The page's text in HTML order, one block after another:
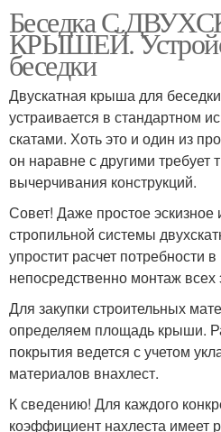
Беседка С
КРЫШЕЙ.
беседки
Двускатная крыша для
устраивается в стандартном
скатами. Хоть это и один из
он наравне с другими требует
вычерчивания конструкций.
Совет! Даже простое
стропильной системы
упростит расчет потребности
непосредственно монтаж
Для закупки строительных
определяем площадь крыши.
покрытия ведется с учетом
материалов внахлест.
К сведению! Для каждого
коэффициент нахлеста имеет